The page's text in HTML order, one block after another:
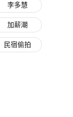
李多慧
加薪潮
民宿偷拍